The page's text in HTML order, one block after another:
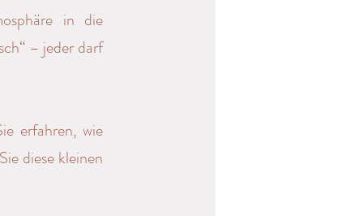
in die
– jeder darf
erfahren, wie
diese kleinen